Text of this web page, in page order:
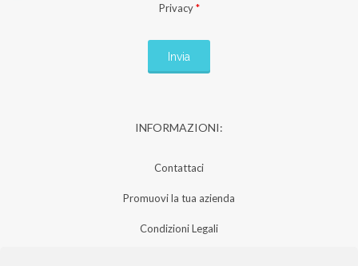
Privacy *
INFORMAZIONI:
Contattaci
Promuovi la tua azienda
Condizioni Legali